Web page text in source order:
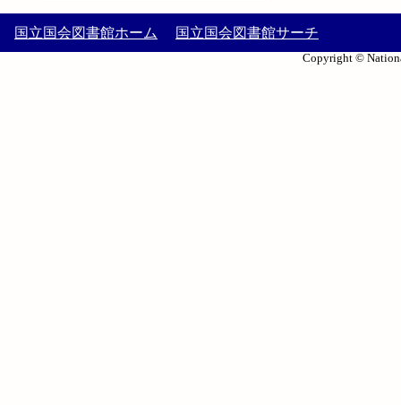
国立国会図書館ホーム 国立国会図書館サーチ
Copyright ©